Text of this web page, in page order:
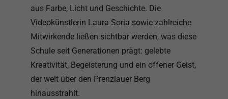
aus Farbe, Licht und Geschichte. Die
Videokünstlerin Laura Soria sowie zahlreiche
Mitwirkende ließen sichtbar werden, was diese
Schule seit Generationen prägt: gelebte
Kreativität, Begeisterung und ein offener Geist,
der weit über den Prenzlauer Berg
hinausstrahlt.